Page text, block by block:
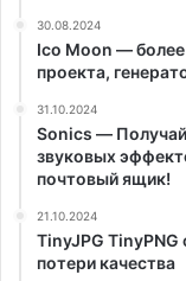
30.08.2024
Ico Moon —
проекта,
31.10.2024
Sonics —
звуковых
почтовый ящик!
21.10.2024
TinyJPG
потери качества